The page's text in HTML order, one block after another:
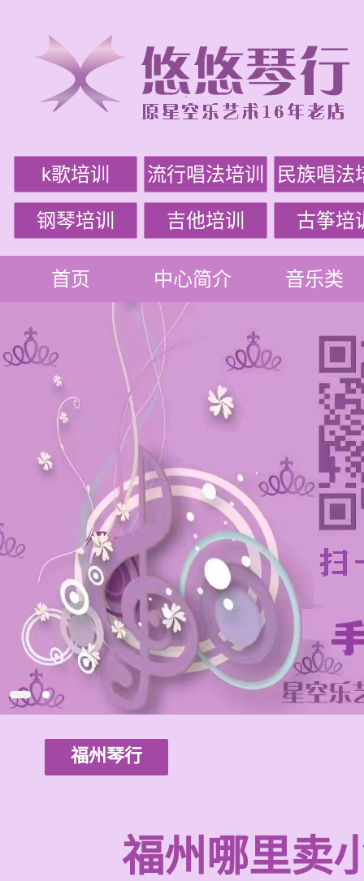
k歌培训 流行唱法培训 民族唱法
钢琴培训 吉他培训 古筝培
首页 中心简介 音乐类
福州琴行
福州哪里卖